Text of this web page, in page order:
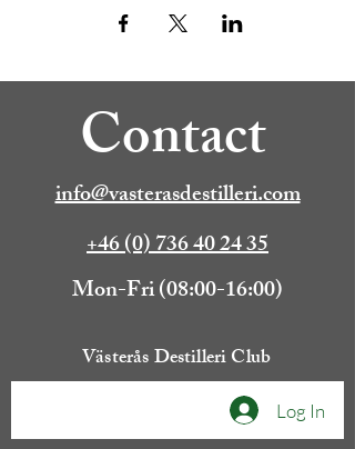
Contact
info@vasterasdestilleri.com
+46 (0) 736 40 24 35
Mon-Fri (08:00-16:00)
Västerås Destilleri Club
Log In